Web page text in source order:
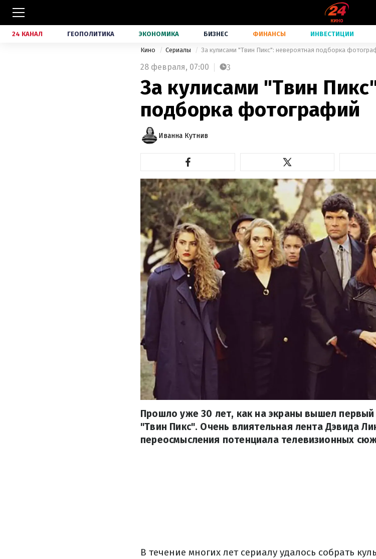
24 КАНАЛ ГЕОПОЛИТИКА ЭКОНОМИКА БИЗНЕС ФИНАНСЫ ИНВЕСТИЦИИ
Кино Сериалы За кулисами "Твин Пикс": невероятная подборка
28 февраля, 07:00 3
За кулисами "Твин
подборка фотографий
Иванна Кутнив
Прошло уже 30 лет, как на экраны вышел первый
"Твин Пикс". Очень влиятельная лента Дэвида
переосмысления потенциала телевизионных
В течение многих лет сериалу удалось собрать